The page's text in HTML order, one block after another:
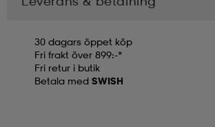
30 dagars öppet köp
Fri frakt över 899:-*
Fri retur i butik
Betala med SWISH